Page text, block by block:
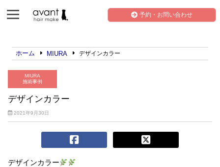
予約・お問い合わせ
ホーム MIURA デザインカラー
MIURA
施術事例
デザインカラー
2021年9月30日
デザインカラー